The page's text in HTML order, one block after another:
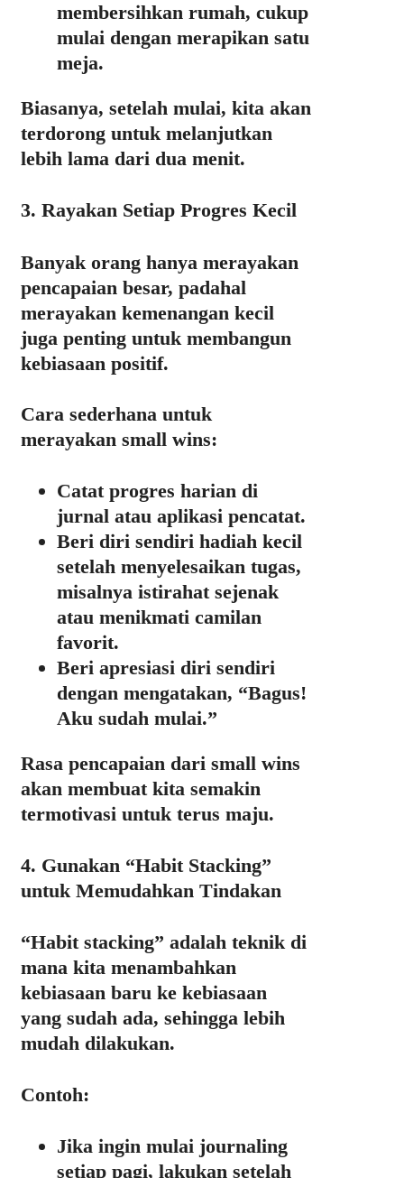
membersihkan rumah, cukup
mulai dengan merapikan satu
meja.
Biasanya, setelah mulai, kita akan
terdorong untuk melanjutkan
lebih lama dari dua menit.
3. Rayakan Setiap Progres Kecil
Banyak orang hanya merayakan
pencapaian besar, padahal
merayakan kemenangan kecil
juga penting untuk membangun
kebiasaan positif.
Cara sederhana untuk
merayakan small wins:
Catat progres harian di
jurnal atau aplikasi pencatat.
Beri diri sendiri hadiah kecil
setelah menyelesaikan tugas,
misalnya istirahat sejenak
atau menikmati camilan
favorit.
Beri apresiasi diri sendiri
dengan mengatakan, “Bagus!
Aku sudah mulai.”
Rasa pencapaian dari small wins
akan membuat kita semakin
termotivasi untuk terus maju.
4. Gunakan “Habit Stacking”
untuk Memudahkan Tindakan
“Habit stacking” adalah teknik di
mana kita menambahkan
kebiasaan baru ke kebiasaan
yang sudah ada, sehingga lebih
mudah dilakukan.
Contoh:
Jika ingin mulai journaling
setiap pagi, lakukan setelah